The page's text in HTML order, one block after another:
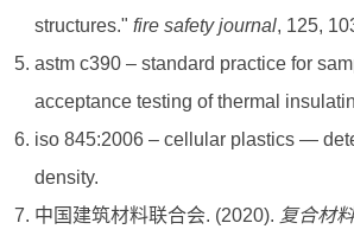
structures." fire safety journal, 125,
astm c390 – standard practice for
acceptance testing of thermal
iso 845:2006 – cellular plastics —
density.
中国建筑材料联合会. (2020). 复合材